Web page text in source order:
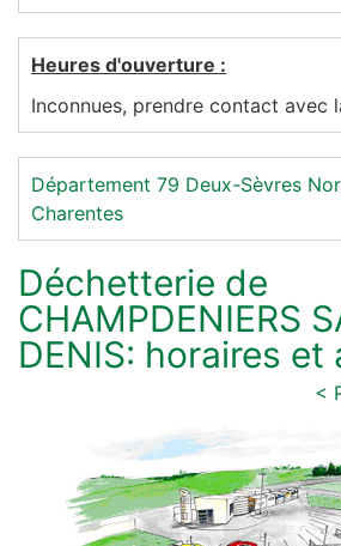
Heures d'ouverture :
Inconnues, prendre contact avec
Département 79 Deux-Sèvres
Charentes
Déchetterie de
CHAMPDENIERS
DENIS: horaires et
<